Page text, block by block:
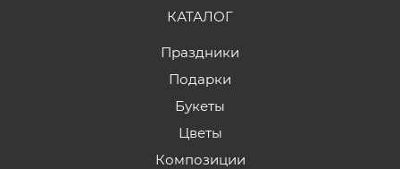
КАТАЛОГ
Праздники
Подарки
Букеты
Цветы
Композиции